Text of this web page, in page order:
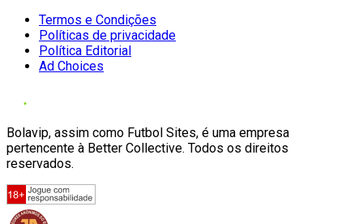
Termos e Condições
Políticas de privacidade
Política Editorial
Ad Choices
Bolavip, assim como Futbol Sites, é uma empresa
pertencente à Better Collective. Todos os direitos
reservados.